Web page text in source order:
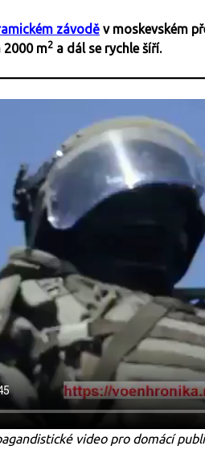
závodě v moskevském
2000 m2 a dál se rychle šíří.
video pro domácí